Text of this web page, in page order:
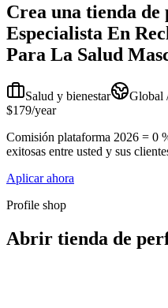
Crea una tienda
Especialista En
Para La Salud
Salud y bienestar Global
$179/year
Comisión plataforma 2026 = 0
exitosas entre usted y sus
Aplicar ahora
Profile shop
Abrir tienda de